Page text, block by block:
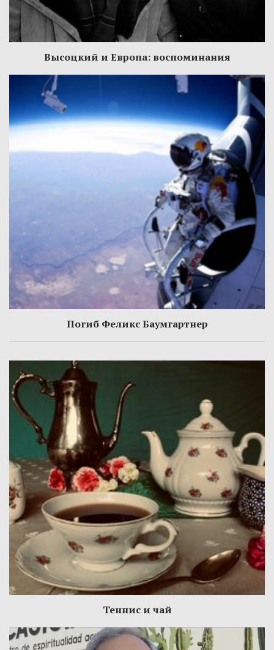
Высоцкий и Европа: воспоминания
Погиб Феликс Баумгартнер
Теннис и чай